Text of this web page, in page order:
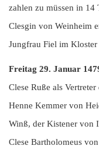
zahlen zu müssen in 14
Clesgin von Weinheim
Jungfrau Fiel im
Freitag 29. Januar
Clese Ruße als
Henne Kemmer von
Winß, der Kistener von
Clese Bartholomeus